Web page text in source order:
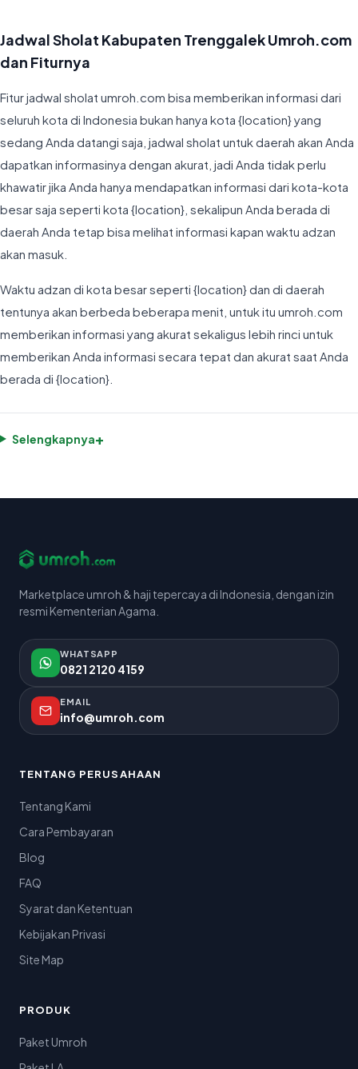
Jadwal Sholat Kabupaten Trenggalek Umroh.com
dan Fiturnya
Fitur jadwal sholat umroh.com bisa memberikan informasi dari
seluruh kota di Indonesia bukan hanya kota {location} yang
sedang Anda datangi saja, jadwal sholat untuk daerah akan Anda
dapatkan informasinya dengan akurat, jadi Anda tidak perlu
khawatir jika Anda hanya mendapatkan informasi dari kota-kota
besar saja seperti kota {location}, sekalipun Anda berada di
daerah Anda tetap bisa melihat informasi kapan waktu adzan
akan masuk.
Waktu adzan di kota besar seperti {location} dan di daerah
tentunya akan berbeda beberapa menit, untuk itu umroh.com
memberikan informasi yang akurat sekaligus lebih rinci untuk
memberikan Anda informasi secara tepat dan akurat saat Anda
berada di {location}.
Selengkapnya+
Marketplace umroh & haji tepercaya di Indonesia, dengan izin
resmi Kementerian Agama.
WHATSAPP
0821 2120 4159
EMAIL
info@umroh.com
TENTANG PERUSAHAAN
Tentang Kami
Cara Pembayaran
Blog
FAQ
Syarat dan Ketentuan
Kebijakan Privasi
Site Map
PRODUK
Paket Umroh